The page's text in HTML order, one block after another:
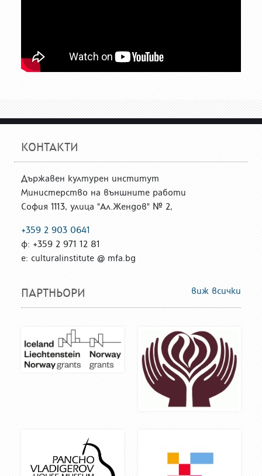
КОНТАКТИ
Държавен културен институт
Министерство на външните работи
София 1113, улица "Ал.Жендов" № 2,
+359 2 903 0641
ф: +359 2 971 12 81
е: culturalinstitute @ mfa.bg
ПАРТНЬОРИ виж всички